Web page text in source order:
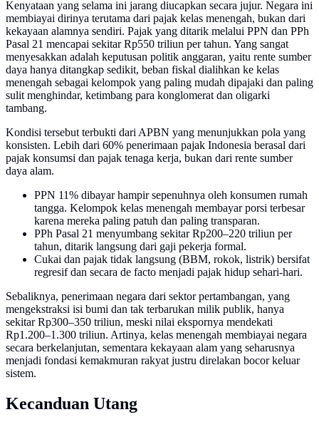
Kenyataan yang selama ini jarang diucapkan secara jujur. Negara ini
membiayai dirinya terutama dari pajak kelas menengah, bukan dari
kekayaan alamnya sendiri. Pajak yang ditarik melalui PPN dan PPh
Pasal 21 mencapai sekitar Rp550 triliun per tahun. Yang sangat
menyesakkan adalah keputusan politik anggaran, yaitu rente sumber
daya hanya ditangkap sedikit, beban fiskal dialihkan ke kelas
menengah sebagai kelompok yang paling mudah dipajaki dan paling
sulit menghindar, ketimbang para konglomerat dan oligarki
tambang.
Kondisi tersebut terbukti dari APBN yang menunjukkan pola yang
konsisten. Lebih dari 60% penerimaan pajak Indonesia berasal dari
pajak konsumsi dan pajak tenaga kerja, bukan dari rente sumber
daya alam.
⁠PPN 11% dibayar hampir sepenuhnya oleh konsumen rumah
tangga. Kelompok kelas menengah membayar porsi terbesar
karena mereka paling patuh dan paling transparan.
PPh Pasal 21 menyumbang sekitar Rp200–220 triliun per
tahun, ditarik langsung dari gaji pekerja formal.
Cukai dan pajak tidak langsung (BBM, rokok, listrik) bersifat
regresif dan secara de facto menjadi pajak hidup sehari-hari.
Sebaliknya, penerimaan negara dari sektor pertambangan, yang
mengekstraksi isi bumi dan tak terbarukan milik publik, hanya
sekitar Rp300–350 triliun, meski nilai ekspornya mendekati
Rp1.200–1.300 triliun. Artinya, kelas menengah membiayai negara
secara berkelanjutan, sementara kekayaan alam yang seharusnya
menjadi fondasi kemakmuran rakyat justru direlakan bocor keluar
sistem.
Kecanduan Utang